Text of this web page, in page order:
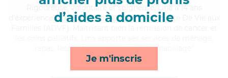
d’aides à domicile
Je m'inscris
, volontaire et soigneuse, Lina a 14 ans
d'expérience et possède un diplôme d'Assistante De Vie aux
repas, lessive/repassage et toilette/habillage*